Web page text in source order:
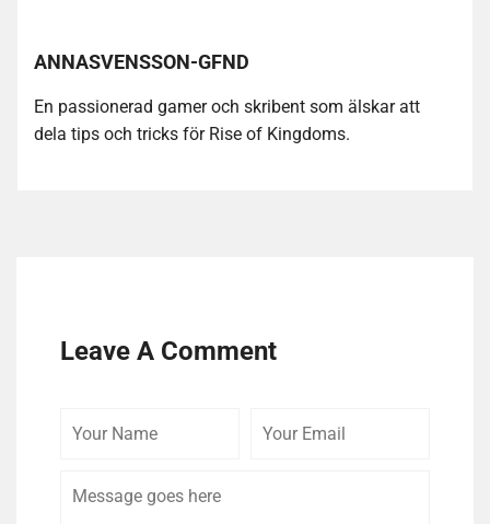
ANNASVENSSON-GFND
En passionerad gamer och skribent som älskar att
dela tips och tricks för Rise of Kingdoms.
Leave A Comment